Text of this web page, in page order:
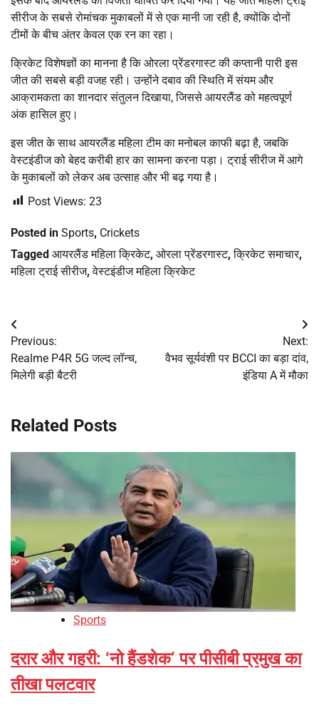
सीरीज के सबसे रोमांचक मुकाबलों में से एक मानी जा रही है, क्योंकि दोनों
टीमों के बीच अंतर केवल एक रन का रहा।
क्रिकेट विशेषज्ञों का मानना है कि ओरला प्रेंडरगास्ट की कप्तानी पारी इस
जीत की सबसे बड़ी वजह रही। उन्होंने दबाव की स्थिति में संयम और
आक्रामकता का शानदार संतुलन दिखाया, जिससे आयरलैंड को महत्वपूर्ण
अंक हासिल हुए।
इस जीत के साथ आयरलैंड महिला टीम का मनोबल काफी बढ़ा है, जबकि
वेस्टइंडीज को बेहद करीबी हार का सामना करना पड़ा। ट्राई सीरीज में आगे
के मुकाबलों को लेकर अब उत्साह और भी बढ़ गया है।
Post Views: 23
Posted in Sports, Crickets
Tagged आयरलैंड महिला क्रिकेट, ओरला प्रेंडरगास्ट,क्रिकेट समाचार,
महिला ट्राई सीरीज,वेस्टइंडीज महिला क्रिकेट
Post
navigation
Previous:
Realme P4R 5G जल्द लॉन्च,
मिलेगी बड़ी बैटरी
Next:
वैभव सूर्यवंशी पर BCCI का बड़ा दांव,
इंडिया A में मौका
Related Posts
Sports
दरार और गहरी: ‘नो हैंडशेक’ पर पीसीबी प्रमुख का
तीखा पलटवार